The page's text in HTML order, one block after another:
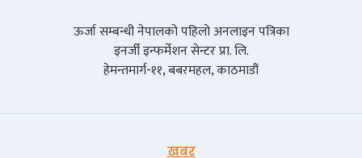
ऊर्जा सम्बन्धी नेपालको पहिलो अनलाइन पत्रिका
इनर्जी इन्फर्मेशन सेन्टर प्रा. लि.
हेमन्तमार्ग-११, बबरमहल, काठमाडौं
खबर